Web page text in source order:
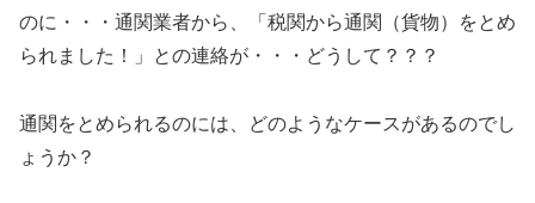
のに・・・通関業者から、「税関から通関（貨物）をとめ
られました！」との連絡が・・・どうして？？？
通関をとめられるのには、どのようなケースがあるのでし
ょうか？